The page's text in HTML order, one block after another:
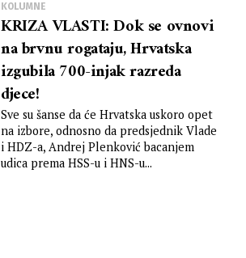
KOLUMNE
KRIZA VLASTI: Dok se ovnovi
na brvnu rogataju, Hrvatska
izgubila 700-injak razreda
djece!
Sve su šanse da će Hrvatska uskoro opet
na izbore, odnosno da predsjednik Vlade
i HDZ-a, Andrej Plenković bacanjem
udica prema HSS-u i HNS-u...